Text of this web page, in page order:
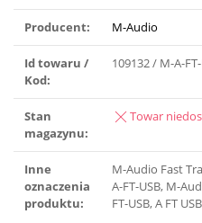
Producent: M-Audio
Id towaru /
Kod:
109132 / M-A-
Stan
magazynu:
Towar
Inne
oznaczenia
produktu:
M-Audio Fast
A-FT-USB, M-
FT-USB, A FT